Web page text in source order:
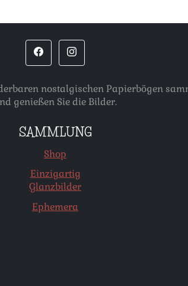
nostalgischen Papierbögen
genießen Sie die Bilder.
SAMMLUNG
Shop
Einzigartig
Glanzbilder
Ephemera